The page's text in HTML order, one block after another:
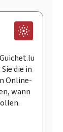
die in
Online-
wann